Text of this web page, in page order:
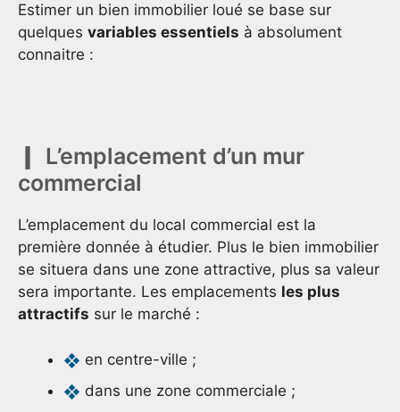
Estimer un bien immobilier loué se base sur
quelques variables essentiels à absolument
connaitre :
L’emplacement d’un mur
commercial
L’emplacement du local commercial est la
première donnée à étudier. Plus le bien immobilier
se situera dans une zone attractive, plus sa valeur
sera importante. Les emplacements les plus
attractifs sur le marché :
en centre-ville ;
dans une zone commerciale ;